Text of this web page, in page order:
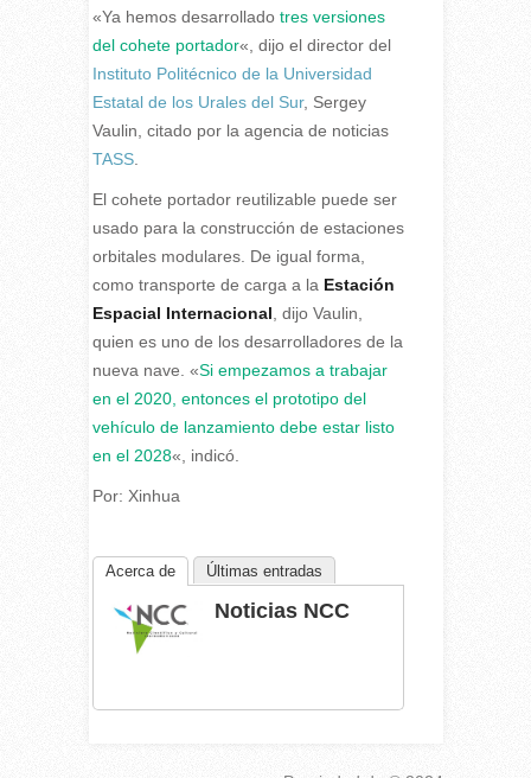
«Ya hemos desarrollado tres versiones
del cohete portador«, dijo el director del
Instituto Politécnico de la Universidad
Estatal de los Urales del Sur, Sergey
Vaulin, citado por la agencia de noticias
TASS.
El cohete portador reutilizable puede ser
usado para la construcción de estaciones
orbitales modulares. De igual forma,
como transporte de carga a la Estación
Espacial Internacional , dijo Vaulin,
quien es uno de los desarrolladores de la
nueva nave. «Si empezamos a trabajar
en el 2020, entonces el prototipo del
vehículo de lanzamiento debe estar listo
en el 2028«, indicó.
Por: Xinhua
Acerca de Últimas entradas
Noticias NCC